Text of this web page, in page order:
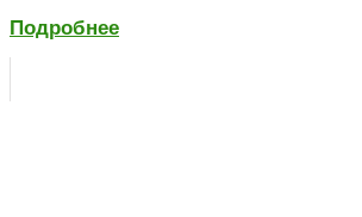
Подробнее